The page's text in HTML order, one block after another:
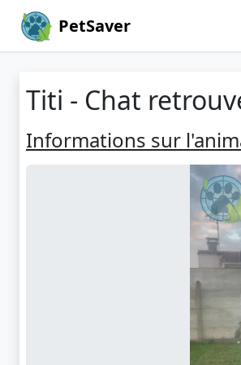
PetSaver
Titi - Chat
Informations sur